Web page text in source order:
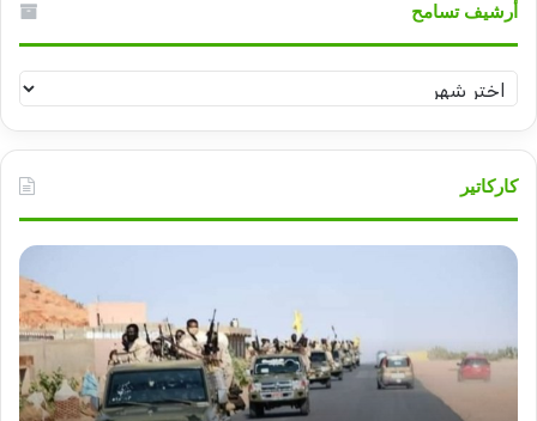
أرشيف تسامح
أرشيف
تسامح
كاركاتير
قوات
ولاية
شرق